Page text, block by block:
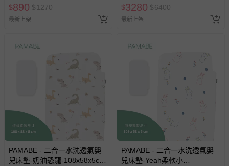
$890 $1270
最新上架
$3280 $6400
最新上架
PAMABE - 二合一水洗透氣嬰
兒床墊-奶油恐龍-108x58x5cm
PAMABE - 二合一水洗透氣嬰
兒床墊-Yeah柔軟小